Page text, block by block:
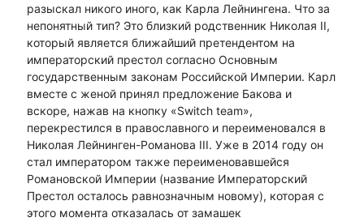
разыскал никого иного, как Карла Лейнингена. Что за
непонятный тип? Это близкий родственник Николая II,
который является ближайший претендентом на
императорский престол согласно Основным
государственным законам Российской Империи. Карл
вместе с женой принял предложение Бакова и
вскоре, нажав на кнопку «Switch team»,
перекрестился в православного и переименовался в
Николая Лейнинген-Романова III. Уже в 2014 году он
стал императором также переименовавшейся
Романовской Империи (название Императорский
Престол осталось равнозначным новому), которая с
этого момента отказалась от замашек